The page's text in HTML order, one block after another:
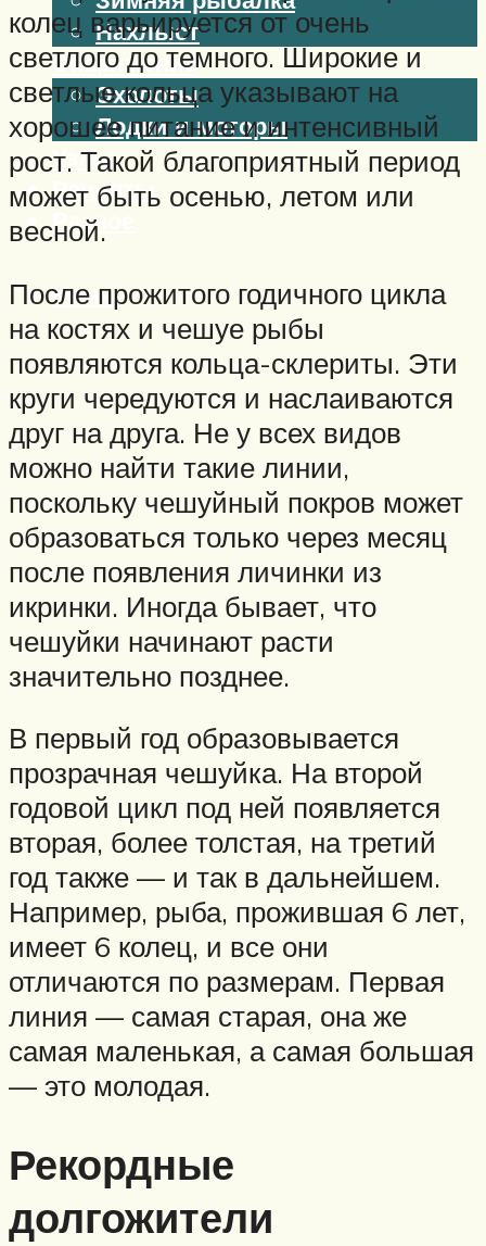
Нахлыст
Снаряжение
Эхолоты
Лодки и моторы
Узлы
Рецепты
Разное
Меню
колец варьируется от очень
светлого до темного. Широкие и
светлые кольца указывают на
хорошее питание и интенсивный
рост. Такой благоприятный период
может быть осенью, летом или
весной.
После прожитого годичного цикла
на костях и чешуе рыбы
появляются кольца-склериты. Эти
круги чередуются и наслаиваются
друг на друга. Не у всех видов
можно найти такие линии,
поскольку чешуйный покров может
образоваться только через месяц
после появления личинки из
икринки. Иногда бывает, что
чешуйки начинают расти
значительно позднее.
В первый год образовывается
прозрачная чешуйка. На второй
годовой цикл под ней появляется
вторая, более толстая, на третий
год также — и так в дальнейшем.
Например, рыба, прожившая 6 лет,
имеет 6 колец, и все они
отличаются по размерам. Первая
линия — самая старая, она же
самая маленькая, а самая большая
— это молодая.
Рекордные
долгожители